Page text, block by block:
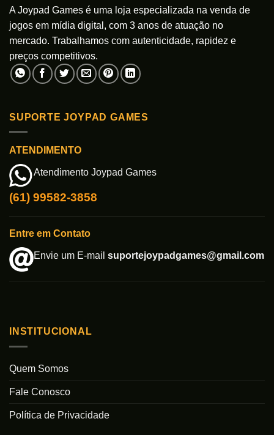
A Joypad Games é uma loja especializada na venda de
jogos em mídia digital, com 3 anos de atuação no
mercado. Trabalhamos com autenticidade, rapidez e
preços competitivos.
SUPORTE JOYPAD GAMES
ATENDIMENTO
Atendimento Joypad Games
(61) 99582-3858
Entre em Contato
Envie um E-mail suportejoypadgames@gmail.com
INSTITUCIONAL
Quem Somos
Fale Conosco
Política de Privacidade